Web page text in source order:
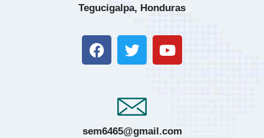
Tegucigalpa, Honduras
sem6465@gmail.com